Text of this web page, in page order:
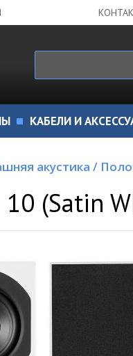
КАБЕЛИ И
акустика /
(Satin